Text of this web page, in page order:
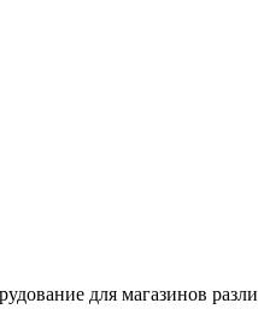
для магазинов